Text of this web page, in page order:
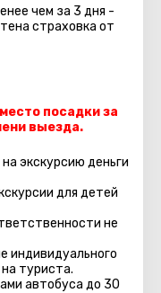
чем за 3 дня -
страховка от
посадки за
выезда.
экскурсию деньги
для детей
не
индивидуального
туриста.
автобуса до 30